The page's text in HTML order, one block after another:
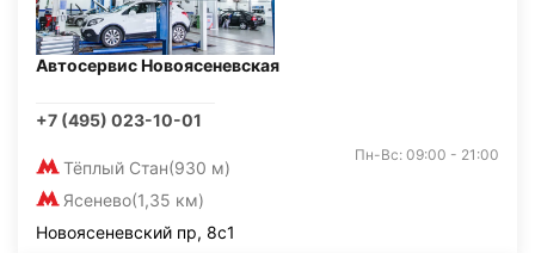
Автосервис Новоясеневская
+7 (495) 023-10-01
Тёплый Стан(930 м)
Ясенево(1,35 км)
Пн-Вс: 09:00 - 21:00
Новоясеневский пр, 8с1